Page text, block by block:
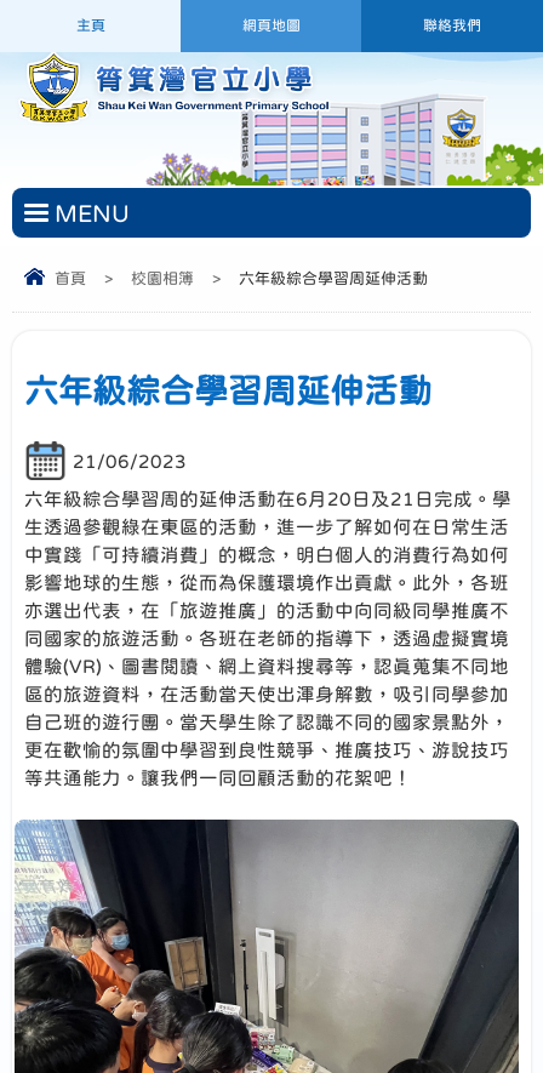
主頁 網頁地圖 聯絡我們
MENU
首頁 > 校園相簿 > 六年級綜合學習周延伸活動
六年級綜合學習周延伸活動
21/06/2023
六年級綜合學習周的延伸活動在6月20日及21日完成。學
生透過參觀綠在東區的活動，進一步了解如何在日常生活
中實踐「可持續消費」的概念，明白個人的消費行為如何
影響地球的生態，從而為保護環境作出貢獻。此外，各班
亦選出代表，在「旅遊推廣」的活動中向同級同學推廣不
同國家的旅遊活動。各班在老師的指導下，透過虛擬實境
體驗(VR)、圖書閱讀、網上資料搜尋等，認真蒐集不同地
區的旅遊資料，在活動當天使出渾身解數，吸引同學參加
自己班的遊行團。當天學生除了認識不同的國家景點外，
更在歡愉的氛圍中學習到良性競爭、推廣技巧、游說技巧
等共通能力。讓我們一同回顧活動的花絮吧！